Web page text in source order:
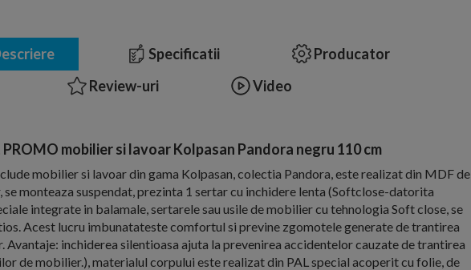
Specificatii
Producator
Review-uri
Video
PROMO mobilier si lavoar Kolpasan Pandora negru 110 cm
mobilier si lavoar din gama Kolpasan, colectia Pandora, este realizat din MDF de
se monteaza suspendat, prezinta 1 sertar cu inchidere lenta (Softclose-datorita
integrate in balamale, sertarele sau usile de mobilier cu tehnologia Soft close, se
Acest lucru imbunatateste comfortul si previne zgomotele generate de trantirea
Avantaje: inchiderea silentioasa ajuta la prevenirea accidentelor cauzate de trantirea
de mobilier.), materialul corpului este realizat din PAL special acoperit cu folie, de